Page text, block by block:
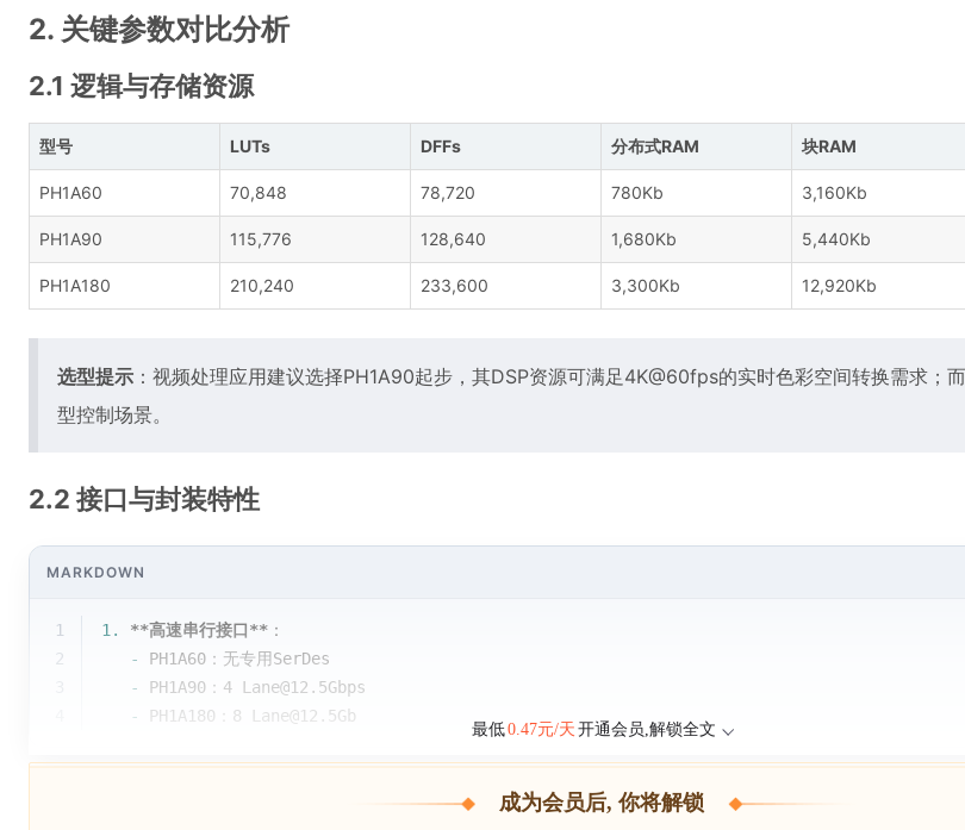
2. 关键参数对比分析
2.1 逻辑与存储资源
型号 LUTs DFFs 分布式RAM 块RAM
PH1A60 70,848 78,720 780Kb 3,160Kb
PH1A90 115,776 128,640 1,680Kb 5,440Kb
PH1A180 210,240 233,600 3,300Kb 12,920Kb
选型提示 ：视频处理应用建议选择PH1A90起步，其DSP资源可满足4K@60fps的实时色彩空间转换需求；
型控制场景。
2.2 接口与封装特性
MARKDOWN
1 1. **高速串行接口** ：
2
   -
PH1A60：无专用SerDes
   -
PH1A90：4 Lane@12.5Gbps
   -
PH1A180：8 Lane@12.5Gb
最低0.47元/天 开通会员,解锁全文
成为会员后, 你将解锁